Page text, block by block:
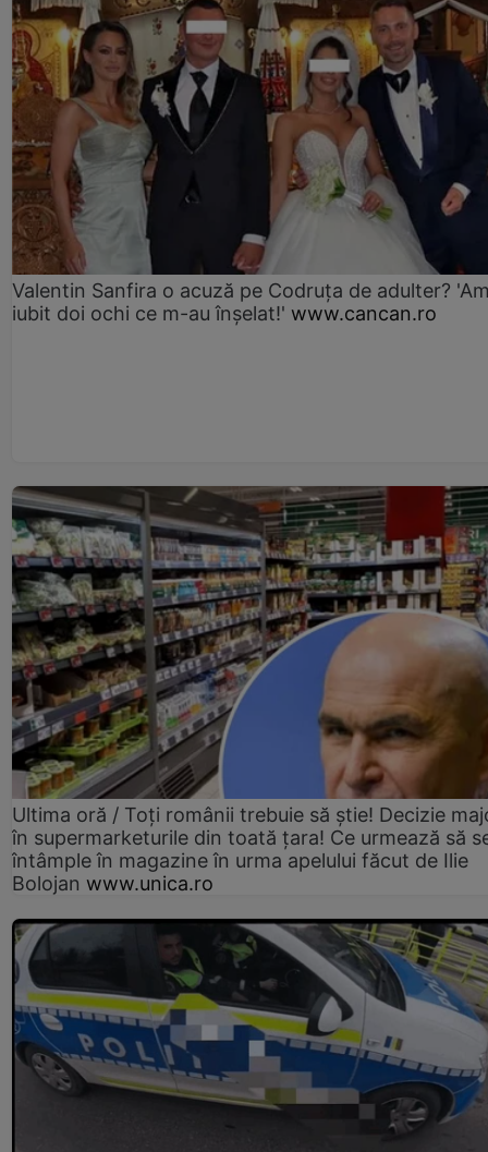
Valentin Sanfira o acuză pe Codruța de adulter?
iubit doi ochi ce m-au înșelat!' www.cancan.ro
Ultima oră / Toți românii trebuie să știe! Decizie
în supermarketurile din toată țara! Ce urmează să
întâmple în magazine în urma apelului făcut de Ilie
Bolojan www.unica.ro